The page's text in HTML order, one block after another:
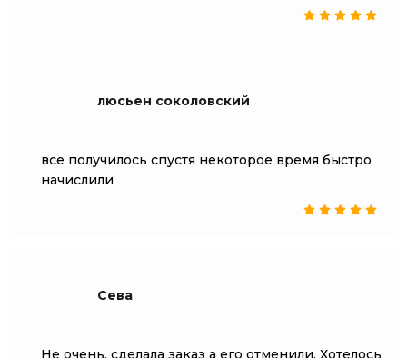
люсьен соколовский
все получилось спустя некоторое время быстро
начислили
Сева
Не очень, сделала заказ а его отменили. Хотелось